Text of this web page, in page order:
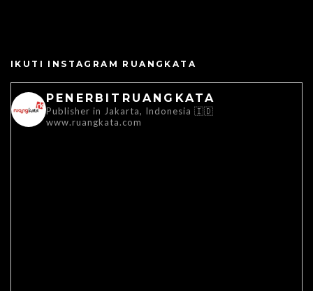
IKUTI INSTAGRAM RUANGKATA
PENERBITRUANGKATA
Publisher in Jakarta, Indonesia 🇮🇩
www.ruangkata.com